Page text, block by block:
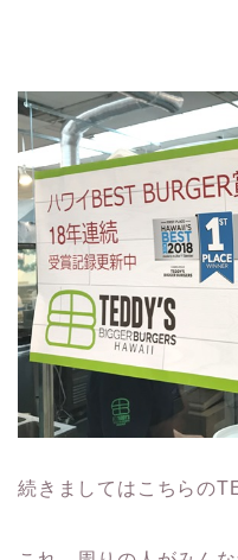
続きましてはこちらの